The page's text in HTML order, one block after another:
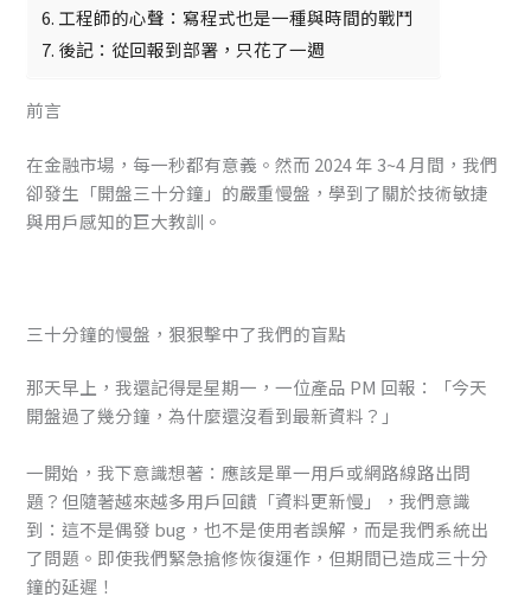
工程師的心聲：寫程式也是一種與時間的戰鬥
後記：從回報到部署，只花了一週
前言
在金融市場，每一秒都有意義。然而 2024 年 3~4 月間，我們
卻發生「開盤三十分鐘」的嚴重慢盤，學到了關於技術敏捷
與用戶感知的巨大教訓。
三十分鐘的慢盤，狠狠擊中了我們的盲點
那天早上，我還記得是星期一，一位產品 PM 回報：「今天
開盤過了幾分鐘，為什麼還沒看到最新資料？」
一開始，我下意識想著：應該是單一用戶或網路線路出問
題？但隨著越來越多用戶回饋「資料更新慢」，我們意識
到：這不是偶發 bug，也不是使用者誤解，而是我們系統出
了問題。即使我們緊急搶修恢復運作，但期間已造成三十分
鐘的延遲！